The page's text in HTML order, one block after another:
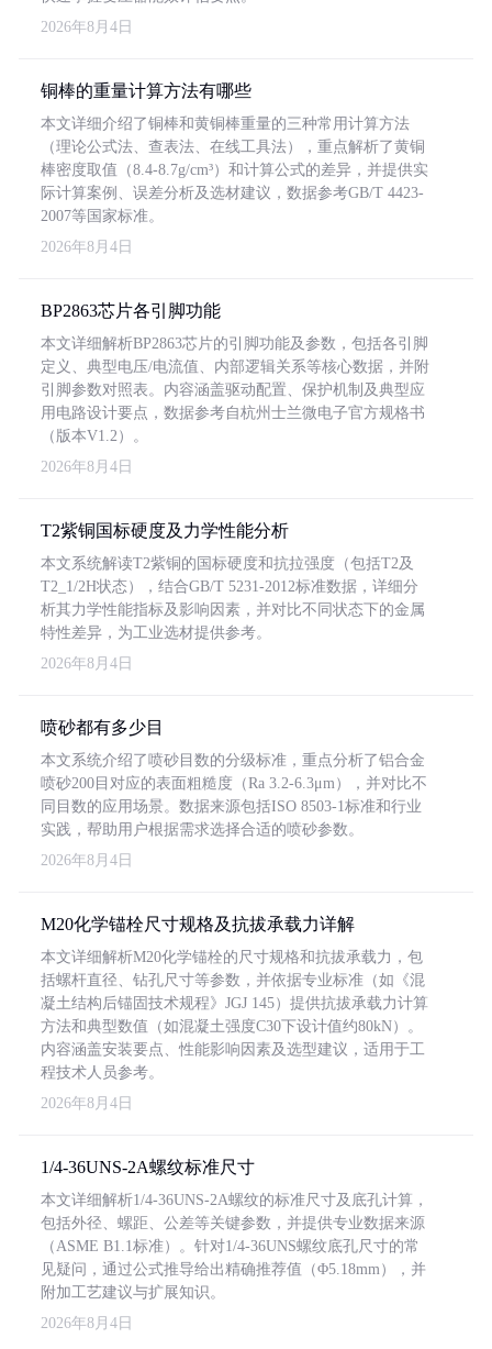
2026年8月4日
铜棒的重量计算方法有哪些
本文详细介绍了铜棒和黄铜棒重量的三种常用计算方法
（理论公式法、查表法、在线工具法），重点解析了黄铜
棒密度取值（8.4-8.7g/cm³）和计算公式的差异，并提供实
际计算案例、误差分析及选材建议，数据参考GB/T 4423-
2007等国家标准。
2026年8月4日
BP2863芯片各引脚功能
本文详细解析BP2863芯片的引脚功能及参数，包括各引脚
定义、典型电压/电流值、内部逻辑关系等核心数据，并附
引脚参数对照表。内容涵盖驱动配置、保护机制及典型应
用电路设计要点，数据参考自杭州士兰微电子官方规格书
（版本V1.2）。
2026年8月4日
T2紫铜国标硬度及力学性能分析
本文系统解读T2紫铜的国标硬度和抗拉强度（包括T2及
T2_1/2H状态），结合GB/T 5231-2012标准数据，详细分
析其力学性能指标及影响因素，并对比不同状态下的金属
特性差异，为工业选材提供参考。
2026年8月4日
喷砂都有多少目
本文系统介绍了喷砂目数的分级标准，重点分析了铝合金
喷砂200目对应的表面粗糙度（Ra 3.2-6.3μm），并对比不
同目数的应用场景。数据来源包括ISO 8503-1标准和行业
实践，帮助用户根据需求选择合适的喷砂参数。
2026年8月4日
M20化学锚栓尺寸规格及抗拔承载力详解
本文详细解析M20化学锚栓的尺寸规格和抗拔承载力，包
括螺杆直径、钻孔尺寸等参数，并依据专业标准（如《混
凝土结构后锚固技术规程》JGJ 145）提供抗拔承载力计算
方法和典型数值（如混凝土强度C30下设计值约80kN）。
内容涵盖安装要点、性能影响因素及选型建议，适用于工
程技术人员参考。
2026年8月4日
1/4-36UNS-2A螺纹标准尺寸
本文详细解析1/4-36UNS-2A螺纹的标准尺寸及底孔计算，
包括外径、螺距、公差等关键参数，并提供专业数据来源
（ASME B1.1标准）。针对1/4-36UNS螺纹底孔尺寸的常
见疑问，通过公式推导给出精确推荐值（Φ5.18mm），并
附加工艺建议与扩展知识。
2026年8月4日